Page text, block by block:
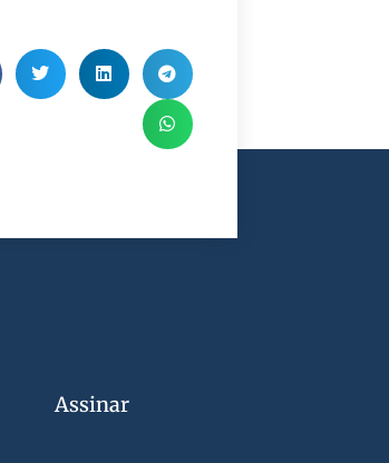
Assinar